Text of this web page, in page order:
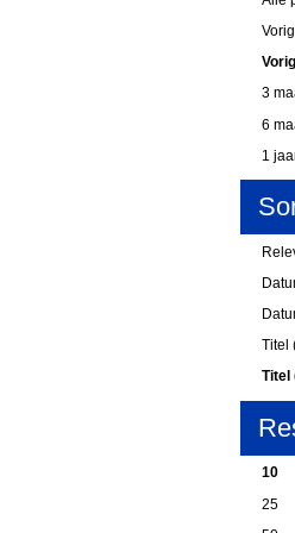
3
6
1
Titel
Titel
10
25